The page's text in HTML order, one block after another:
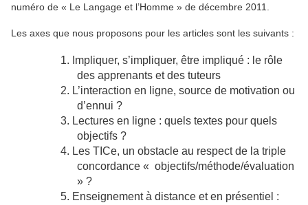
numéro de « Le Langage et l’Homme » de décembre 2011.
Les axes que nous proposons pour les articles sont les suivants :
1. Impliquer, s’impliquer, être impliqué : le rôle
des apprenants et des tuteurs
2. L’interaction en ligne, source de motivation ou
d’ennui ?
3. Lectures en ligne : quels textes pour quels
objectifs ?
4. Les TICe, un obstacle au respect de la triple
concordance « objectifs/méthode/évaluation
» ?
5. Enseignement à distance et en présentiel :